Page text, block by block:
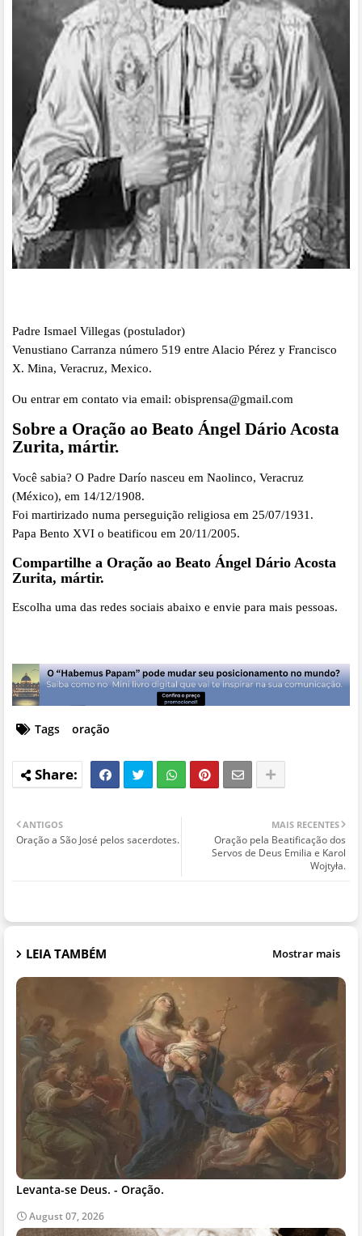
Padre Ismael Villegas (postulador)
Venustiano Carranza número 519 entre Alacio Pérez y Francisco
X. Mina, Veracruz, Mexico.
Ou entrar em contato via email: obisprensa@gmail.com
Sobre a Oração ao Beato Ángel Dário Acosta
Zurita, mártir.
Você sabia? O Padre Darío nasceu em Naolinco, Veracruz
(México), em 14/12/1908.
Foi martirizado numa perseguição religiosa em 25/07/1931.
Papa Bento XVI o beatificou em 20/11/2005.
Compartilhe a Oração ao Beato Ángel Dário Acosta
Zurita, mártir.
Escolha uma das redes sociais abaixo e envie para mais pessoas.
Tags oração
MAIS RECENTES
Oração pela Beatificação dos
Servos de Deus Emilia e Karol
Wojtyła.
ANTIGOS
Oração a São José pelos sacerdotes.
LEIA TAMBÉM Mostrar mais
Levanta-se Deus. - Oração.
August 07, 2026